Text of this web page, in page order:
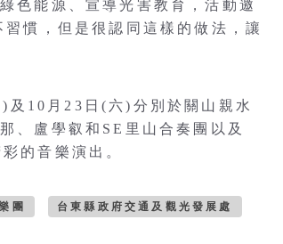
色能源、宣導光害教育，活動邀
慣，但是很認同這樣的做法，讓
及10月23日(六)分別於關山親水
、盧學叡和SE里山合奏團以及
的音樂演出。
團 台東縣政府交通及觀光發展處